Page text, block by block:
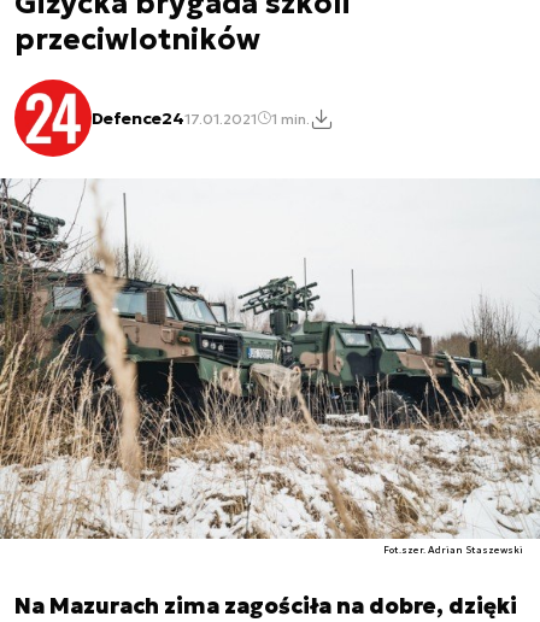
przeciwlotników
Defence2417.01.2021 1 min.
Fot.szer. Adrian Staszewski
Na Mazurach zima zagościła na dobre, dzięki